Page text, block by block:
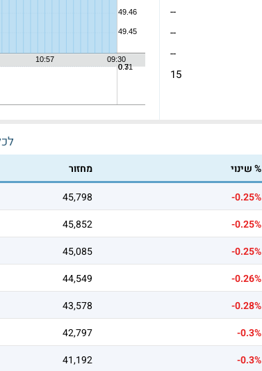
--
--
--
15
% שינוי
מחזור
-0.25%
45,798
-0.25%
45,852
-0.25%
45,085
-0.26%
44,549
-0.28%
43,578
-0.3%
42,797
-0.3%
41,192